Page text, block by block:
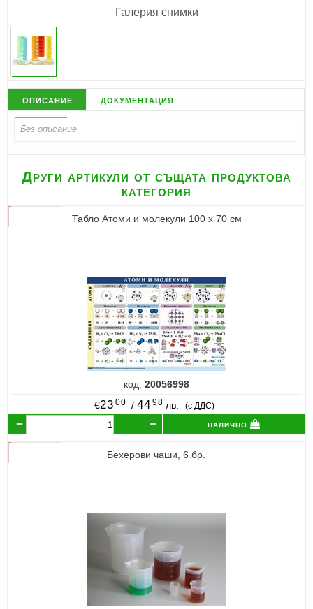
Галерия снимки
описание документация
Други артикули от същата продуктова
категория
Табло Атоми и молекули 100 х 70 см
код: 20056998
€23 00 /44 98 лв. (с ДДС)
налично
Бехерови чаши, 6 бр.